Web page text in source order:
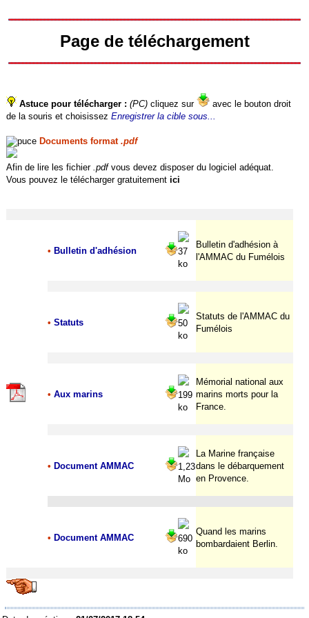
Page de téléchargement
Astuce pour télécharger : (PC) cliquez sur
avec le bouton droit
de la souris et choisissezEnregistrer la cible sous...
Documents format.pdf
Afin de lire les fichier .pdfvous devez disposer du logiciel adéquat.
Vous pouvez le télécharger gratuitement ici
• Bulletin d'adhésion
37
ko
Bulletin d'adhésion à
l'AMMAC du Fumélois
• Statuts
50
ko
Statuts de l'AMMAC du
Fumélois
• Aux marins
199
ko
Mémorial national aux
marins morts pour la
France.
• Document AMMAC
1,23
Mo
La Marine française
dans le débarquement
en Provence.
• Document AMMAC
690
ko
Quand les marins
bombardaient Berlin.